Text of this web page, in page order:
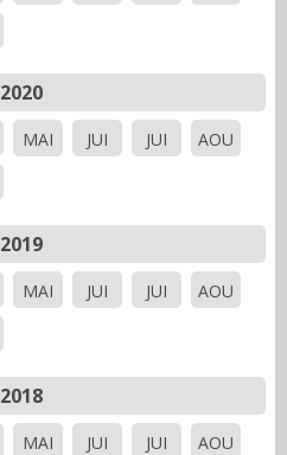
2020
MAI JUI JUI
AOU
2019
MAI JUI JUI
AOU
2018
MAI JUI JUI
AOU